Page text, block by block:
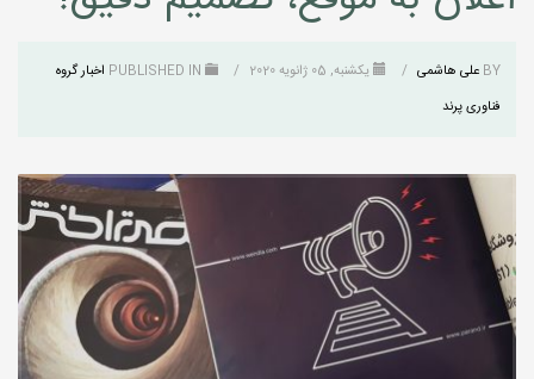
BY علی هاشمی / یکشنبه, 05 ژانویه 2020 /
اخبار گروه
فناوری پرند